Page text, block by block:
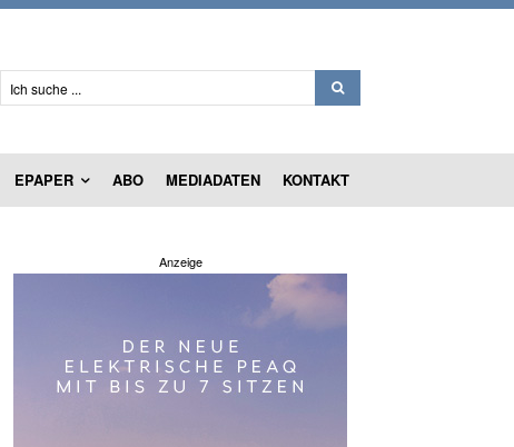
Ich suche ...
EPAPER ABO MEDIADATEN KONTAKT
Anzeige